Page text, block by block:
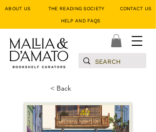
ABOUT US THE READING SOCIETY CONTACT
HELP AND FAQS
< Back